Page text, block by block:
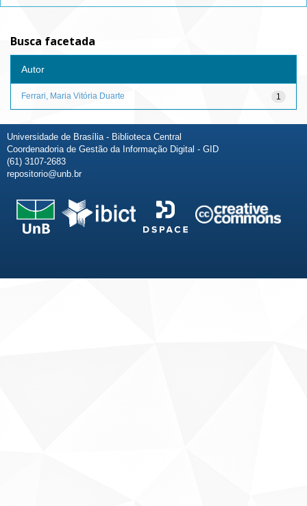
Busca facetada
Autor
1
Ferrari, Maria Vitória Duarte
Universidade de Brasília - Biblioteca Central
Coordenadoria de Gestão da Informação Digital - GID
(61) 3107-2683
repositorio@unb.br